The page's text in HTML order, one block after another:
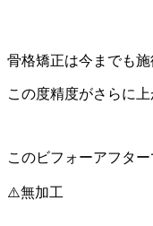
骨格矯正は今までも
この度精度がさらに上
このビフォーアフタ
⚠️無加工